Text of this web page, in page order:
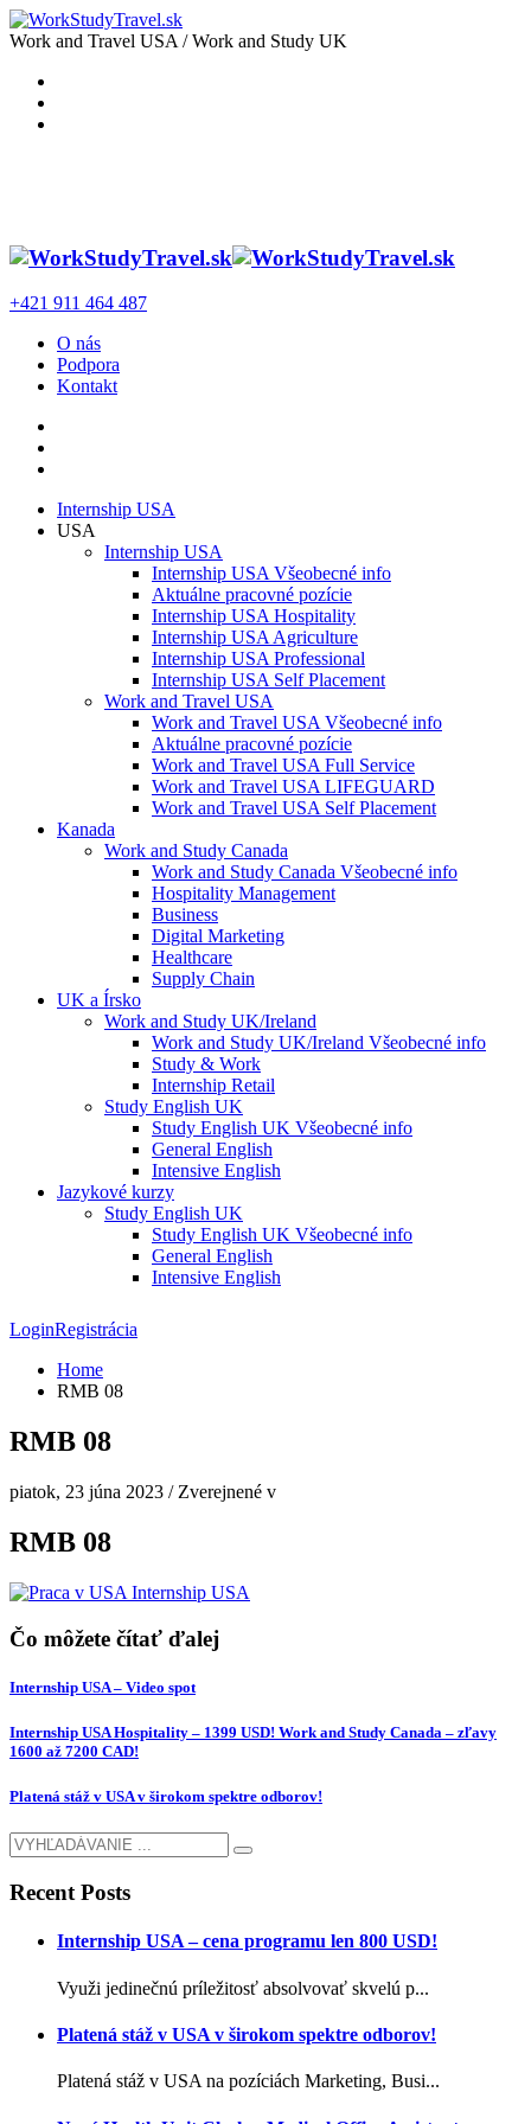
Work and Travel USA / Work and Study UK
+421 911 464 487
O nás
Podpora
Kontakt
Internship USA
USA
Internship USA
Internship USA Všeobecné info
Aktuálne pracovné pozície
Internship USA Hospitality
Internship USA Agriculture
Internship USA Professional
Internship USA Self Placement
Work and Travel USA
Work and Travel USA Všeobecné info
Aktuálne pracovné pozície
Work and Travel USA Full Service
Work and Travel USA LIFEGUARD
Work and Travel USA Self Placement
Kanada
Work and Study Canada
Work and Study Canada Všeobecné info
Hospitality Management
Business
Digital Marketing
Healthcare
Supply Chain
UK a Írsko
Work and Study UK/Ireland
Work and Study UK/Ireland Všeobecné info
Study & Work
Internship Retail
Study English UK
Study English UK Všeobecné info
General English
Intensive English
Jazykové kurzy
Study English UK
Study English UK Všeobecné info
General English
Intensive English
LoginRegistrácia
Home
RMB 08
RMB 08
piatok, 23 júna 2023 / Zverejnené v
RMB 08
Čo môžete čítať ďalej
Internship USA – Video spot
Internship USA Hospitality – 1399 USD! Work and Study Canada – zľavy
1600 až 7200 CAD!
Platená stáž v USA v širokom spektre odborov!
Recent Posts
Internship USA – cena programu len 800 USD!
Využi jedinečnú príležitosť absolvovať skvelú p...
Platená stáž v USA v širokom spektre odborov!
Platená stáž v USA na pozíciách Marketing, Busi...